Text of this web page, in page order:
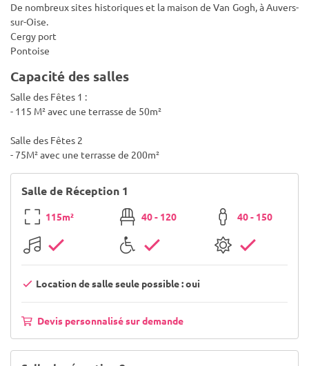
De nombreux sites historiques et la maison de Van Gogh, à Auvers-
sur-Oise.
Cergy port
Pontoise
Capacité des salles
Salle des Fêtes 1 :
- 115 M² avec une terrasse de 50m²
Salle des Fêtes 2
- 75M² avec une terrasse de 200m²
Salle de Réception 1
115m² 40 - 120 40 - 150
Location de salle seule possible : oui
Devis personnalisé sur demande